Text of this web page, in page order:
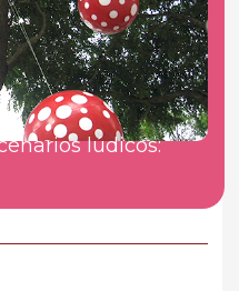
lúdicos: